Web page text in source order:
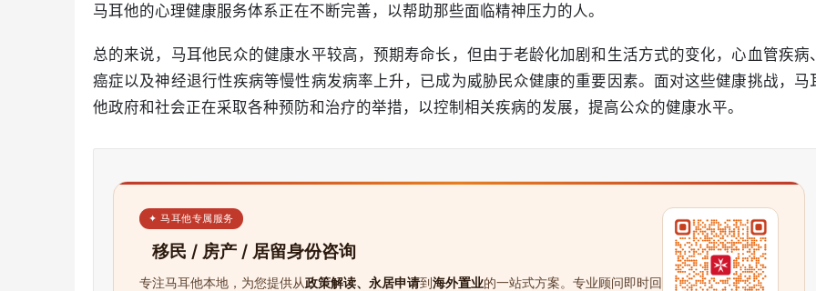
马耳他的心理健康服务体系正在不断完善，以帮助那些面临精神压力的人。
总的来说，马耳他民众的健康水平较高，预期寿命长，但由于老龄化加剧和生活方式的变化，心血管疾病、
癌症以及神经退行性疾病等慢性病发病率上升，已成为威胁民众健康的重要因素。面对这些健康挑战，马
他政府和社会正在采取各种预防和治疗的举措，以控制相关疾病的发展，提高公众的健康水平。
✦ 马耳他专属服务
移民 / 房产 / 居留身份咨询
专注马耳他本地，为您提供从政策解读、永居申请到海外置业的一站式方案。专业顾问即时回